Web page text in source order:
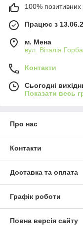
100% позитивних
Працює з
м. Мена
вул. Віталія
Контакти
Сьогодні
Показати весь
Про нас
Контакти
Доставка та оплата
Графік роботи
Повна версія сайту